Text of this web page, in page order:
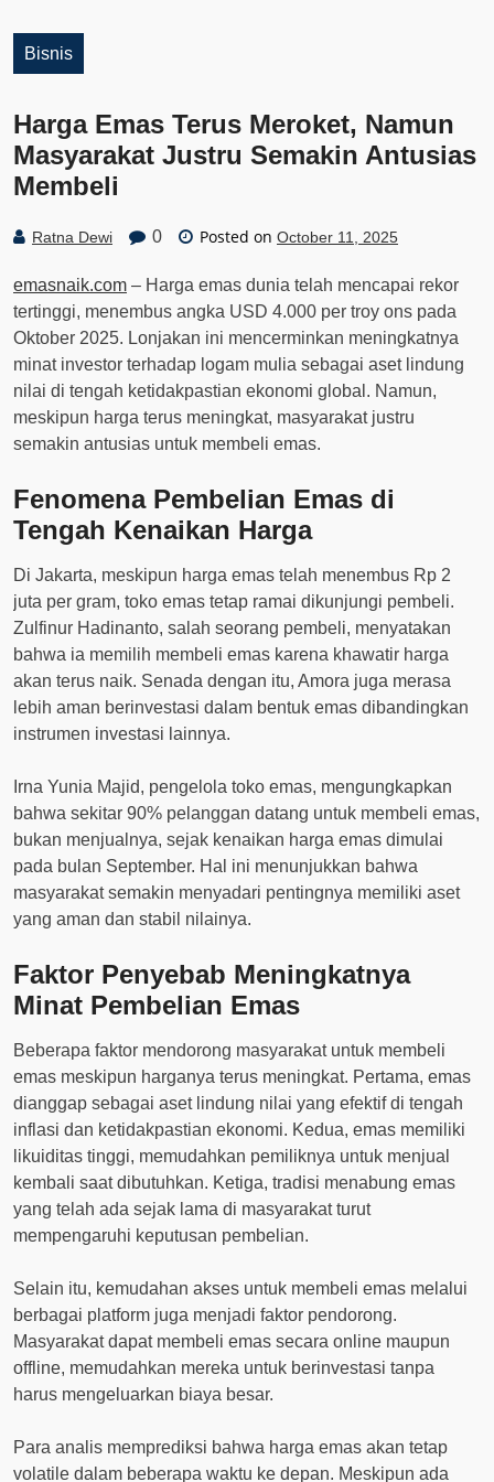
Bisnis
Harga Emas Terus Meroket, Namun
Masyarakat Justru Semakin Antusias
Membeli
Ratna Dewi 0 Posted on October 11, 2025
emasnaik.com – Harga emas dunia telah mencapai rekor
tertinggi, menembus angka USD 4.000 per troy ons pada
Oktober 2025. Lonjakan ini mencerminkan meningkatnya
minat investor terhadap logam mulia sebagai aset lindung
nilai di tengah ketidakpastian ekonomi global. Namun,
meskipun harga terus meningkat, masyarakat justru
semakin antusias untuk membeli emas.
Fenomena Pembelian Emas di
Tengah Kenaikan Harga
Di Jakarta, meskipun harga emas telah menembus Rp 2
juta per gram, toko emas tetap ramai dikunjungi pembeli.
Zulfinur Hadinanto, salah seorang pembeli, menyatakan
bahwa ia memilih membeli emas karena khawatir harga
akan terus naik. Senada dengan itu, Amora juga merasa
lebih aman berinvestasi dalam bentuk emas dibandingkan
instrumen investasi lainnya.
Irna Yunia Majid, pengelola toko emas, mengungkapkan
bahwa sekitar 90% pelanggan datang untuk membeli emas,
bukan menjualnya, sejak kenaikan harga emas dimulai
pada bulan September. Hal ini menunjukkan bahwa
masyarakat semakin menyadari pentingnya memiliki aset
yang aman dan stabil nilainya.
Faktor Penyebab Meningkatnya
Minat Pembelian Emas
Beberapa faktor mendorong masyarakat untuk membeli
emas meskipun harganya terus meningkat. Pertama, emas
dianggap sebagai aset lindung nilai yang efektif di tengah
inflasi dan ketidakpastian ekonomi. Kedua, emas memiliki
likuiditas tinggi, memudahkan pemiliknya untuk menjual
kembali saat dibutuhkan. Ketiga, tradisi menabung emas
yang telah ada sejak lama di masyarakat turut
mempengaruhi keputusan pembelian.
Selain itu, kemudahan akses untuk membeli emas melalui
berbagai platform juga menjadi faktor pendorong.
Masyarakat dapat membeli emas secara online maupun
offline, memudahkan mereka untuk berinvestasi tanpa
harus mengeluarkan biaya besar.
Para analis memprediksi bahwa harga emas akan tetap
volatile dalam beberapa waktu ke depan. Meskipun ada